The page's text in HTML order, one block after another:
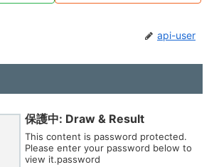
api-user
保護中: Draw & Result
This content is password protected.
Please enter your password below to
view it.password